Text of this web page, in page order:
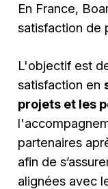
En France,
satisfaction de
L'objectif est
satisfaction en
projets et les
partenaires
afin de
alignées avec